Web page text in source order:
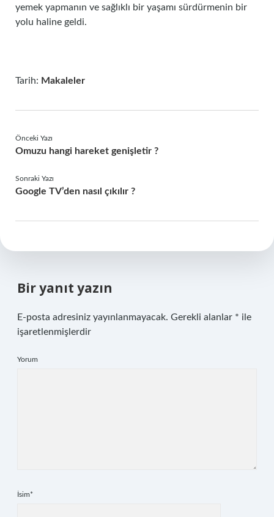
yemek yapmanın ve sağlıklı bir yaşamı sürdürmenin bir
yolu haline geldi.
Tarih: Makaleler
Önceki Yazı
Omuzu hangi hareket genişletir ?
Sonraki Yazı
Google TV’den nasıl çıkılır ?
Bir yanıt yazın
E-posta adresiniz yayınlanmayacak. Gerekli alanlar * ile
işaretlenmişlerdir
Yorum
İsim*